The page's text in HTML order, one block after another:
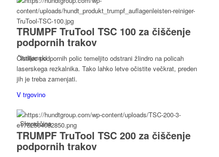
Italijanski
Slovaščina
TRUMPF TruTool TSC 100 za čiščenje
podpornih trakov
Čistilec podpornih polic temeljito odstrani žlindro na policah
laserskega rezkalnika. Tako lahko letve očistite večkrat, preden
jih je treba zamenjati.
V trgovino
TRUMPF TruTool TSC 200 za čiščenje
podpornih trakov